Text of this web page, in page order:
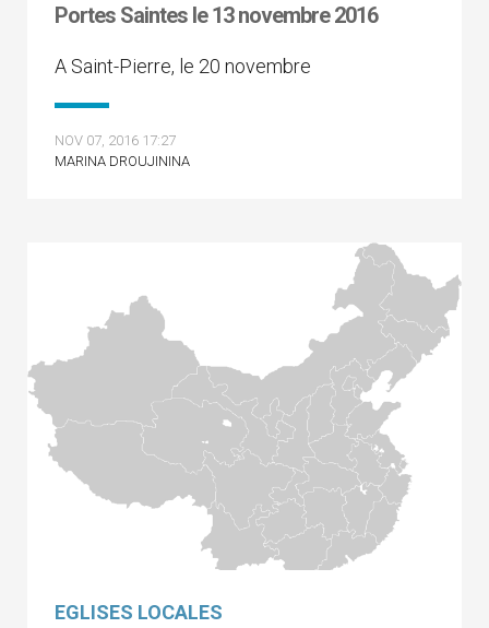
Portes Saintes le 13 novembre 2016
A Saint-Pierre, le 20 novembre
NOV 07, 2016 17:27
MARINA DROUJININA
EGLISES LOCALES